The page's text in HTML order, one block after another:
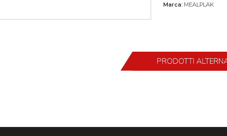
Marca: MEALPLAK
PRODOTTI